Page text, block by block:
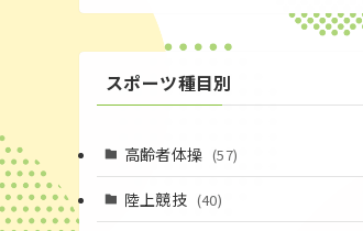
スポーツ種目別
高齢者体操 (57)
陸上競技 (40)